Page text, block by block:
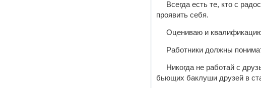
Всегда есть те, кто с
проявить себя.
Оцениваю и
Работники должны
Никогда не работай с
бьющих баклуши друзей в